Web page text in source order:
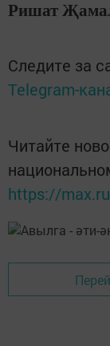
Ришат
Следите за
Telegram-
Читайте
https://